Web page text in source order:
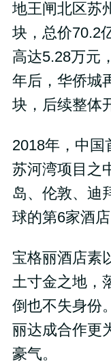
地王闸北区苏
块，总价70.2
高达5.28万元
年后，华侨城
块，后续整体
2018年，中国
苏河湾项目之
岛、伦敦、迪
球的第6家酒店
宝格丽酒店素
土寸金之地，
倒也不失身份
丽达成合作更
豪气。